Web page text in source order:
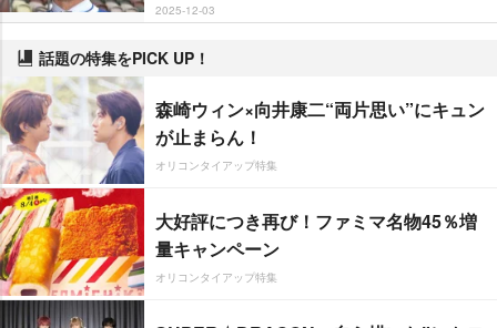
2025-12-03
話題の特集をPICK UP！
森崎ウィン×向井康二“両片思い”にキュン
が止まらん！
オリコンタイアップ特集
大好評につき再び！ファミマ名物45％増
量キャンペーン
オリコンタイアップ特集